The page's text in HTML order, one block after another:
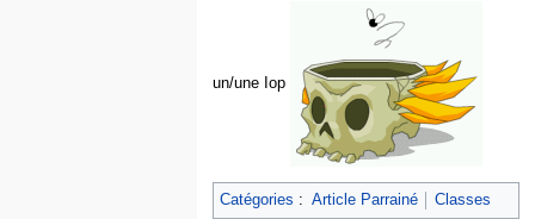
un/une Iop
Catégories : Article Parrainé Classes